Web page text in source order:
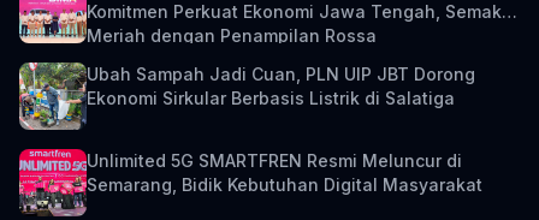
Komitmen Perkuat Ekonomi Jawa Tengah, Semakin
Meriah dengan Penampilan Rossa
Ubah Sampah Jadi Cuan, PLN UIP JBT Dorong
Ekonomi Sirkular Berbasis Listrik di Salatiga
Unlimited 5G SMARTFREN Resmi Meluncur di
Semarang, Bidik Kebutuhan Digital Masyarakat